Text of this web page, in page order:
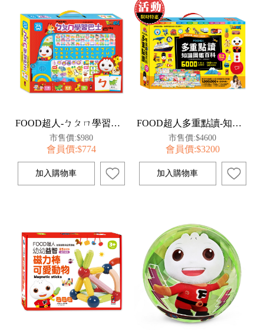
FOOD超人-ㄅㄆㄇ學習巴士
市售價:$980
會員價:$774
FOOD超人多重點讀-知識圖鑑百科52件組
市售價:$4600
會員價:$3200